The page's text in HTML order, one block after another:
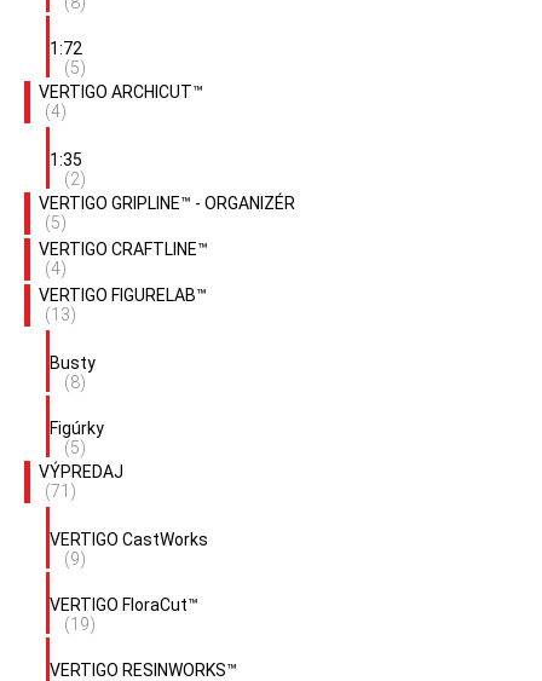
1:72
(5)
VERTIGO ARCHICUT™
(4)
1:35
(2)
VERTIGO GRIPLINE™ - ORGANIZÉR
(5)
VERTIGO CRAFTLINE™
(4)
VERTIGO FIGURELAB™
(13)
Busty
(8)
Figúrky
(5)
VÝPREDAJ
(71)
VERTIGO CastWorks
(9)
VERTIGO FloraCut™
(19)
VERTIGO RESINWORKS™